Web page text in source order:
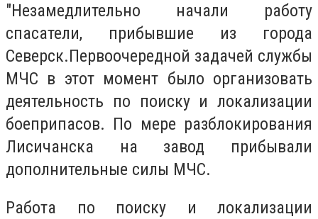
"Незамедлительно начали работу
спасатели, прибывшие из города
Северск.Первоочередной задачей службы
МЧС в этот момент было организовать
деятельность по поиску и локализации
боеприпасов. По мере разблокирования
Лисичанска на завод прибывали
дополнительные силы МЧС.
Работа по поиску и локализации